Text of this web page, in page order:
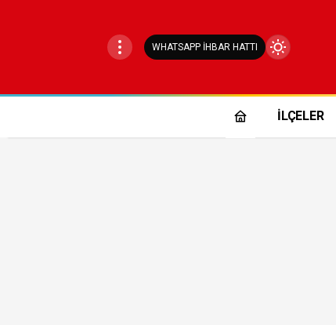
WHATSAPP İHBAR HATTI
Mod
İLÇELER